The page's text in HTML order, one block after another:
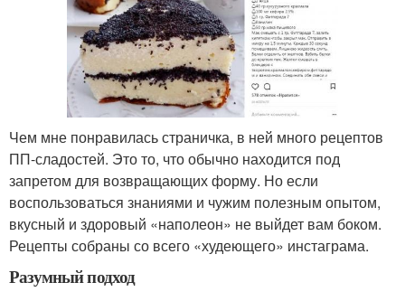
Чем мне понравилась страничка, в ней много рецептов
ПП-сладостей. Это то, что обычно находится под
запретом для возвращающих форму. Но если
воспользоваться знаниями и чужим полезным опытом,
вкусный и здоровый «наполеон» не выйдет вам боком.
Рецепты собраны со всего «худеющего» инстаграма.
Разумный подход